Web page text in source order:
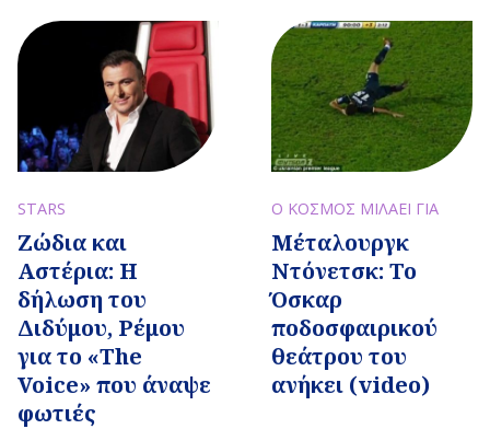
STARS
Ζώδια και
Αστέρια: Η
δήλωση του
Διδύμου, Ρέμου
για το «The
Voice» που άναψε
φωτιές
Ο ΚΟΣΜΟΣ ΜΙΛΑΕΙ ΓΙΑ
Μέταλουργκ
Ντόνετσκ: Το
Όσκαρ
ποδοσφαιρικού
θεάτρου του
ανήκει (video)